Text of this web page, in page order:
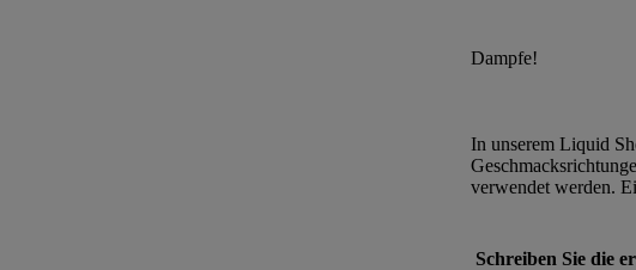
Dampfe!
In unserem Liquid
verwendet werden.
Schreiben Sie die